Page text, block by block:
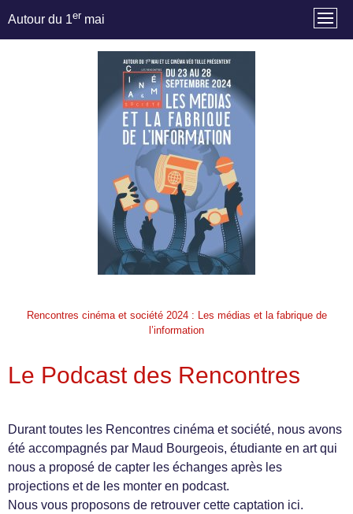
Autour du 1er mai
Rencontres cinéma et société 2024 : Les médias et la fabrique de
l’information
Le Podcast des Rencontres
Durant toutes les Rencontres cinéma et société, nous avons
été accompagnés par Maud Bourgeois, étudiante en art qui
nous a proposé de capter les échanges après les
projections et de les monter en podcast.
Nous vous proposons de retrouver cette captation ici.